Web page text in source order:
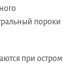
пороки
при остром